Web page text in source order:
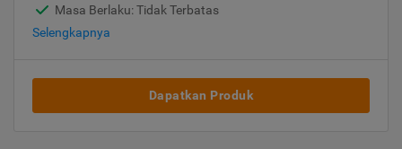
Masa Berlaku: Tidak Terbatas
Selengkapnya
Dapatkan Produk